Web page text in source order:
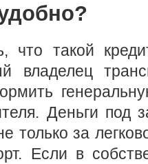
что такой
владелец
Деньги под
только за
Если в